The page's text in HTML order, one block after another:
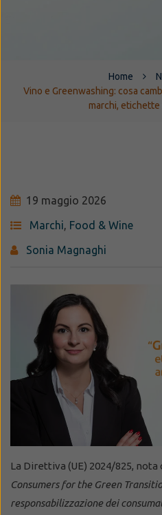
Home
Vino e Greenwashing: cosa
marchi, etichette
19 maggio 2026
Marchi, Food & Wine
Sonia Magnaghi
La Direttiva (UE) 2024/825, nota
Consumers for the Green
responsabilizzazione dei